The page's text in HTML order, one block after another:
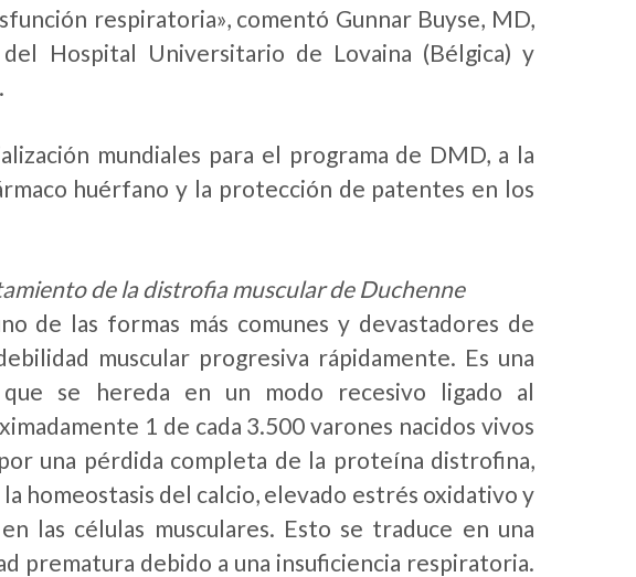
respiratoria», comentó Gunnar Buyse, MD,
Hospital Universitario de Lovaina (Bélgica) y
mundiales para el programa de DMD, a la
huérfano y la protección de patentes en los
de la distrofia muscular de Duchenne
de las formas más comunes y devastadores de
muscular progresiva rápidamente. Es una
se hereda en un modo recesivo ligado al
1 de cada 3.500 varones nacidos vivos
una pérdida completa de la proteína distrofina,
homeostasis del calcio, elevado estrés oxidativo y
las células musculares. Esto se traduce en una
prematura debido a una insuficiencia respiratoria.